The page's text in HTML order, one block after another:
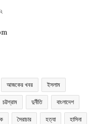
আজকের খবর ইসলাম
চট্টগ্রাম দুর্নীতি বাংলাদেশ
সৈরাচার হত্যা হাসিনা